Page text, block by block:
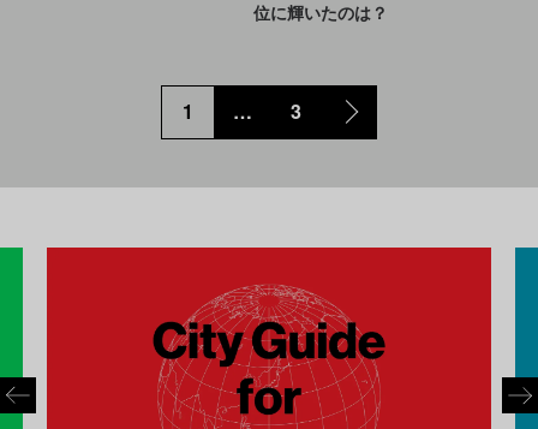
位に輝いたのは？
1 … 3